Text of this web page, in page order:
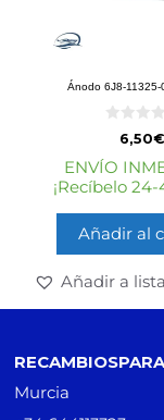
Ánodo 6J8-11325-
e
5
6,50€
ENVÍO
¡Recíbelo
Añadir al
Añadir a
Murcia